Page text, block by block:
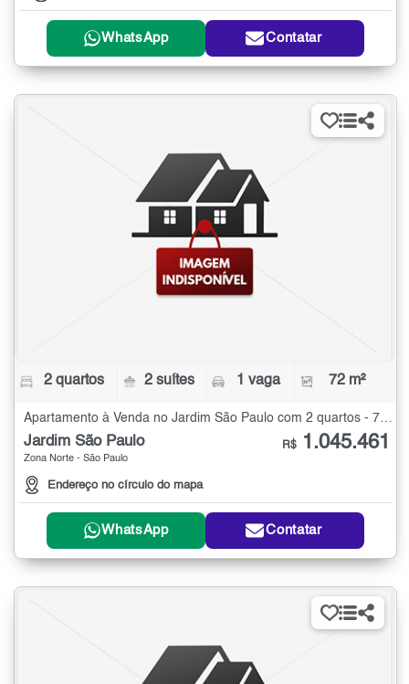
WhatsApp Contatar
2 quartos 2 suítes 1 vaga 72 m²
Jardim São Paulo
Zona Norte - São Paulo
Endereço no círculo do mapa
R$ 1.045.461
WhatsApp Contatar